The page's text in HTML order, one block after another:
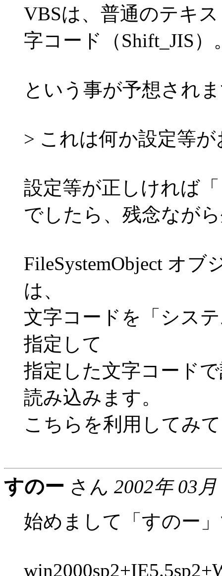
VBSは、普通のテキ
字コード（Shift_JIS）
という事が予想され
> これは何か設定等
設定等が正しければ
でしたら、残念なが
FileSystemObject オブ
は、
文字コードを「シス
指定して
指定した文字コード
読み込みます。
こちらを利用してみ
すのー さん 2002年 03
始めまして「すのー